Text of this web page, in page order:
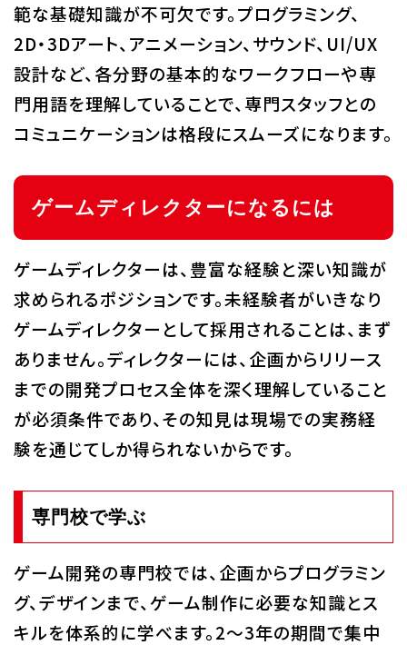
範な基礎知識が不可欠です。プログラミング、
2D・3Dアート、アニメーション、サウンド、UI/UX
設計など、各分野の基本的なワークフローや専
門用語を理解していることで、専門スタッフとの
コミュニケーションは格段にスムーズになります。
ゲームディレクターになるには
ゲームディレクターは、豊富な経験と深い知識が
求められるポジションです。未経験者がいきなり
ゲームディレクターとして採用されることは、まず
ありません。ディレクターには、企画からリリース
までの開発プロセス全体を深く理解していること
が必須条件であり、その知見は現場での実務経
験を通じてしか得られないからです。
専門校で学ぶ
ゲーム開発の専門校では、企画からプログラミン
グ、デザインまで、ゲーム制作に必要な知識とス
キルを体系的に学べます。2～3年の期間で集中